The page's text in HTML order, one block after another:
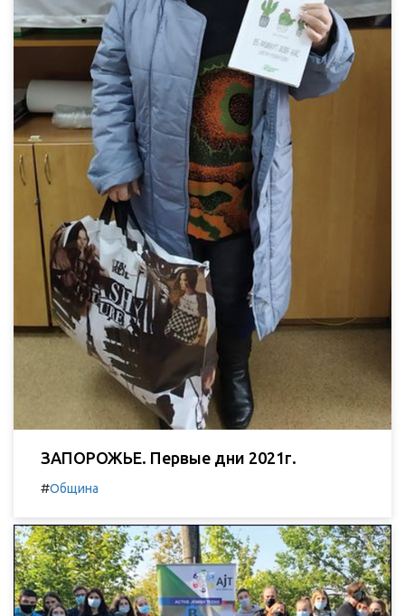
ЗАПОРОЖЬЕ. Первые дни 2021г.
#Община